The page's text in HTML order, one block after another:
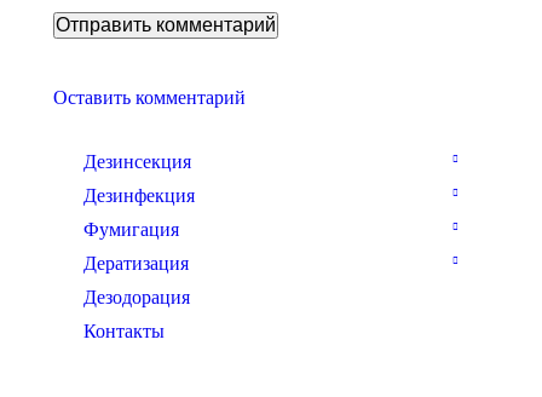
Оставить комментарий
Дезинсекция
Дезинфекция
Фумигация
Дератизация
Дезодорация
Контакты